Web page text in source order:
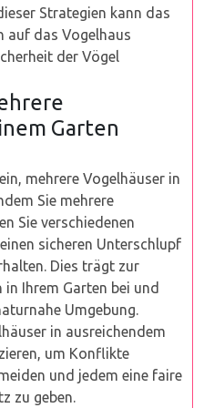
Strategien kann das
auf das Vogelhaus
der Vögel
Garten
mehrere Vogelhäuser in
Sie mehrere
Sie verschiedenen
sicheren Unterschlupf
Dies trägt zur
Ihrem Garten bei und
Umgebung.
in ausreichendem
um Konflikte
und jedem eine faire
zu geben.